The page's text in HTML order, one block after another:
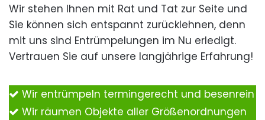
Wir stehen Ihnen mit Rat und Tat zur Seite und
Sie können sich entspannt zurücklehnen, denn
mit uns sind Entrümpelungen im Nu erledigt.
Vertrauen Sie auf unsere langjährige Erfahrung!
Wir entrümpeln termingerecht und besenrein
Wir räumen Objekte aller Größenordnungen